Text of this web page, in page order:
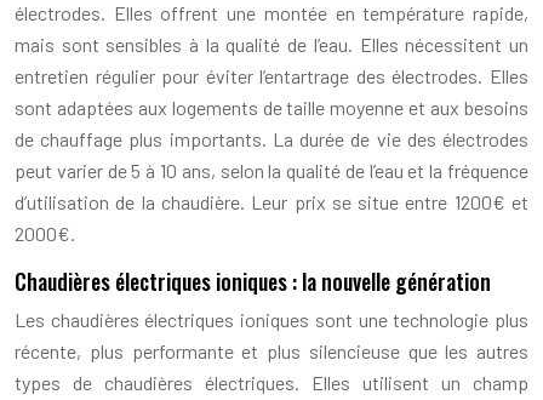
électrodes. Elles offrent une montée en température rapide,
mais sont sensibles à la qualité de l’eau. Elles nécessitent un
entretien régulier pour éviter l’entartrage des électrodes. Elles
sont adaptées aux logements de taille moyenne et aux besoins
de chauffage plus importants. La durée de vie des électrodes
peut varier de 5 à 10 ans, selon la qualité de l’eau et la fréquence
d’utilisation de la chaudière. Leur prix se situe entre 1200€ et
2000€.
Chaudières électriques ioniques : la nouvelle génération
Les chaudières électriques ioniques sont une technologie plus
récente, plus performante et plus silencieuse que les autres
types de chaudières électriques. Elles utilisent un champ